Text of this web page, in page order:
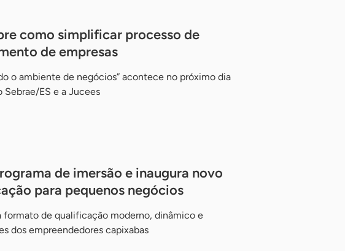
como simplificar processo de
de empresas
o ambiente de negócios” acontece no próximo dia
ES e a Jucees
de imersão e inaugura novo
para pequenos negócios
formato de qualificação moderno, dinâmico e
dos empreendedores capixabas